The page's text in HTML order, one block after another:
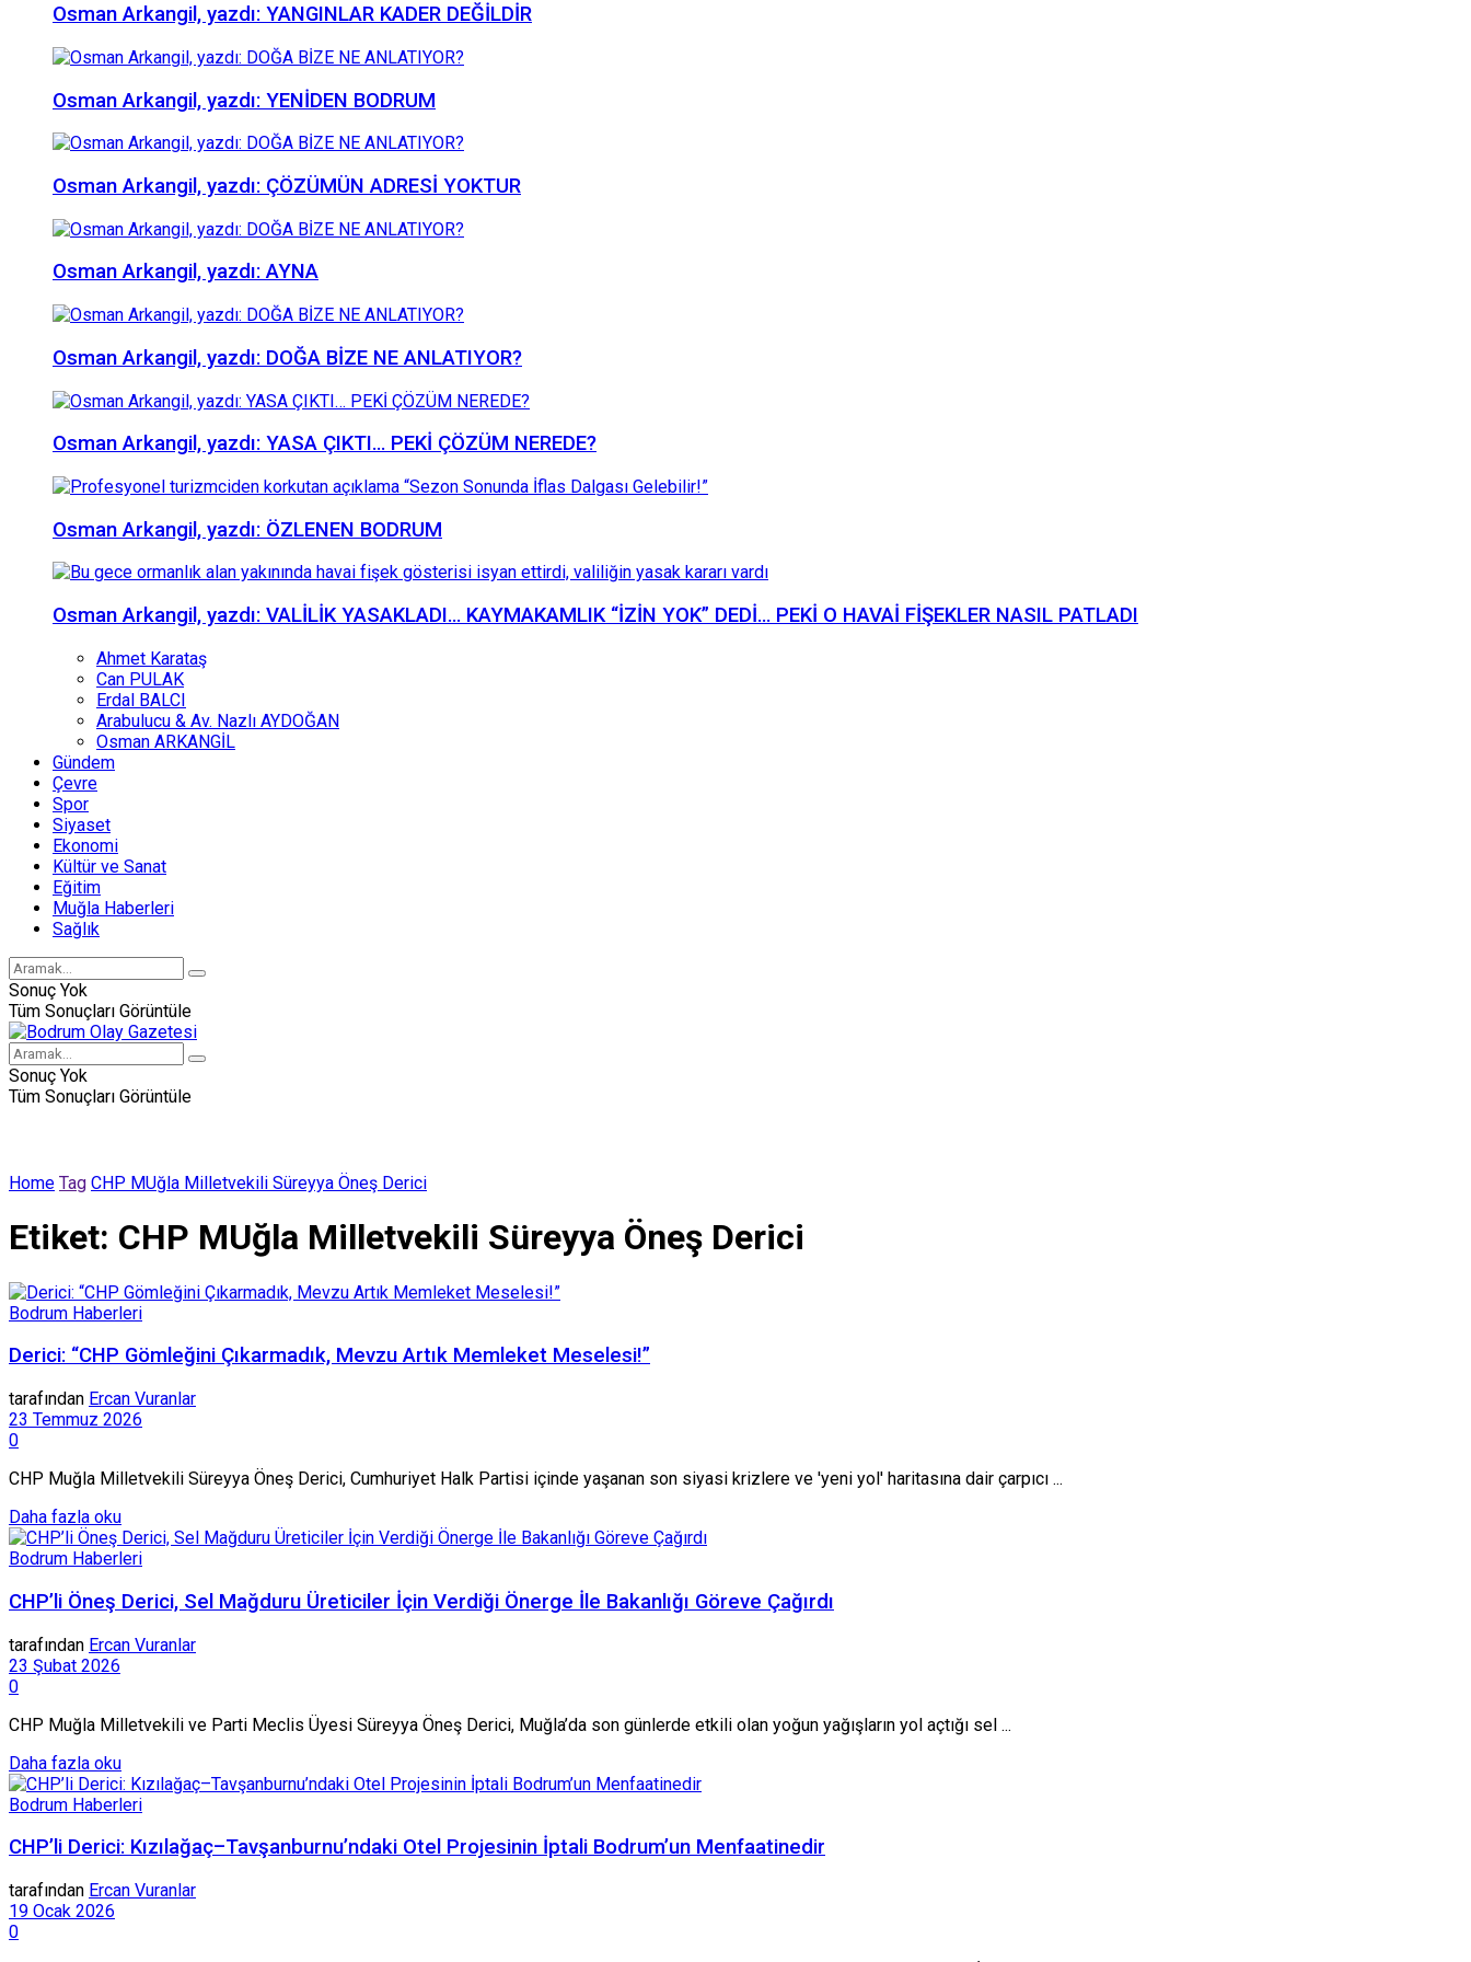
Osman Arkangil, yazdı: YANGINLAR KADER DEĞİLDİR
Osman Arkangil, yazdı: YENİDEN BODRUM
Osman Arkangil, yazdı: ÇÖZÜMÜN ADRESİ YOKTUR
Osman Arkangil, yazdı: AYNA
Osman Arkangil, yazdı: DOĞA BİZE NE ANLATIYOR?
Osman Arkangil, yazdı: YASA ÇIKTI… PEKİ ÇÖZÜM NEREDE?
Osman Arkangil, yazdı: ÖZLENEN BODRUM
Osman Arkangil, yazdı: VALİLİK YASAKLADI… KAYMAKAMLIK “İZİN YOK” DEDİ… PEKİ O HAVAİ FİŞEKLER NASIL PATLADI
Ahmet Karataş
Can PULAK
Erdal BALCI
Arabulucu & Av. Nazlı AYDOĞAN
Osman ARKANGİL
Gündem
Çevre
Spor
Siyaset
Ekonomi
Kültür ve Sanat
Eğitim
Muğla Haberleri
Sağlık
Sonuç Yok
Tüm Sonuçları Görüntüle
Sonuç Yok
Tüm Sonuçları Görüntüle
Home Tag CHP MUğla Milletvekili Süreyya Öneş Derici
Etiket: CHP MUğla Milletvekili Süreyya Öneş Derici
Bodrum Haberleri
Derici: “CHP Gömleğini Çıkarmadık, Mevzu Artık Memleket Meselesi!”
tarafından Ercan Vuranlar
23 Temmuz 2026
0
CHP Muğla Milletvekili Süreyya Öneş Derici, Cumhuriyet Halk Partisi içinde yaşanan son siyasi krizlere ve 'yeni yol' haritasına dair çarpıcı ...
Daha fazla okuDetails
Bodrum Haberleri
CHP’li Öneş Derici, Sel Mağduru Üreticiler İçin Verdiği Önerge İle Bakanlığı Göreve Çağırdı
tarafından Ercan Vuranlar
23 Şubat 2026
0
CHP Muğla Milletvekili ve Parti Meclis Üyesi Süreyya Öneş Derici, Muğla’da son günlerde etkili olan yoğun yağışların yol açtığı sel ...
Daha fazla okuDetails
Bodrum Haberleri
CHP’li Derici: Kızılağaç–Tavşanburnu’ndaki Otel Projesinin İptali Bodrum’un Menfaatinedir
tarafından Ercan Vuranlar
19 Ocak 2026
0